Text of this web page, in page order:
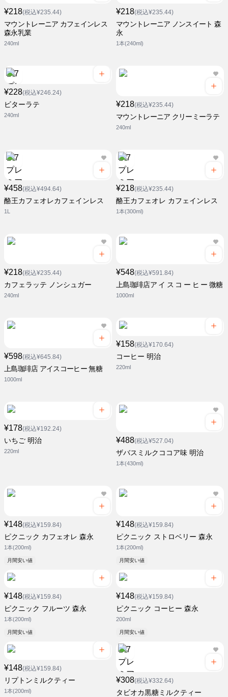
¥218(税込¥235.44)
マウントレーニア カフェインレス
森永乳業
240ml
¥218(税込¥235.44)
マウントレーニア ノンスイート 森
永
1本(240ml)
¥228(税込¥246.24)
ビターラテ
240ml
¥218(税込¥235.44)
マウントレーニア クリーミーラテ
240ml
¥458(税込¥494.64)
酪王カフェオレカフェインレス
1L
¥218(税込¥235.44)
酪王カフェオレ カフェインレス
1本(300ml)
¥218(税込¥235.44)
カフェラッテ ノンシュガー
240ml
¥548(税込¥591.84)
上島珈琲店ア イ ス コ ー ヒ ー 微糖
1000ml
¥598(税込¥645.84)
上島珈琲店 アイスコーヒー 無糖
1000ml
¥158(税込¥170.64)
コーヒー 明治
220ml
¥178(税込¥192.24)
いちご 明治
220ml
¥488(税込¥527.04)
ザバスミルクココア味 明治
1本(430ml)
¥148(税込¥159.84)
ピクニック カフェオレ 森永
1本(200ml)
月間安い値
¥148(税込¥159.84)
ピクニック ストロベリー 森永
1本(200ml)
月間安い値
¥148(税込¥159.84)
ピクニック フルーツ 森永
1本(200ml)
月間安い値
¥148(税込¥159.84)
ピクニック コーヒー 森永
200ml
月間安い値
¥148(税込¥159.84)
リプトンミルクティー
1本(200ml)
¥308(税込¥332.64)
タビオカ黒糖ミルクティー